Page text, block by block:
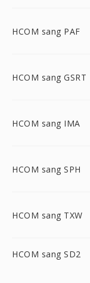
HCOM sang PAF
HCOM sang GSRT
HCOM sang IMA
HCOM sang SPH
HCOM sang TXW
HCOM sang SD2